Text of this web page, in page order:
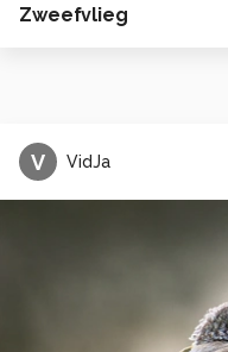
Zweefvlieg
V VidJa